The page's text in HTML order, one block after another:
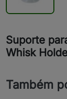
Suporte
Whisk
Também